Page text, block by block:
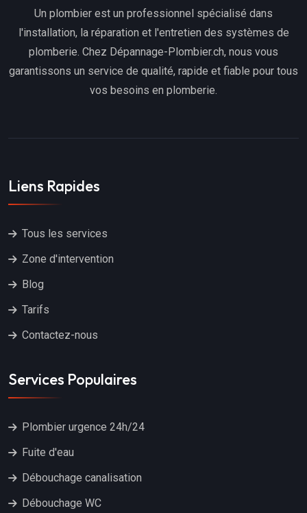
Un plombier est un professionnel spécialisé dans
l'installation, la réparation et l'entretien des systèmes de
plomberie. Chez Dépannage-Plombier.ch, nous vous
garantissons un service de qualité, rapide et fiable pour tous
vos besoins en plomberie.
Liens Rapides
Tous les services
Zone d'intervention
Blog
Tarifs
Contactez-nous
Services Populaires
Plombier urgence 24h/24
Fuite d'eau
Débouchage canalisation
Débouchage WC